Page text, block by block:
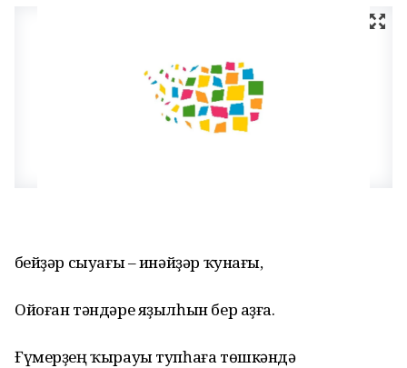
Әбейҙәр сыуағы – инәйҙәр ҡунағы,
Ойоған тәндәре яҙылһын бер аҙға.
Ғүмерҙең ҡырауы тупһаға төшкәндә